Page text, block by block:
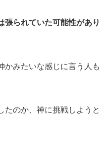
張られていた可能性があり
かみたいな感じに言う人も
たのか、神に挑戦しようと